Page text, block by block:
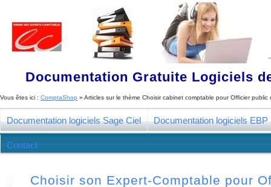
Documentation Gratuite Logiciels
Vous êtes ici : ComptaShop » Articles sur le thème Choisir cabinet comptable pour Officier public
Documentation logiciels Sage Ciel Documentation logiciels EBP
Contact
Choisir son Expert-Comptable pour